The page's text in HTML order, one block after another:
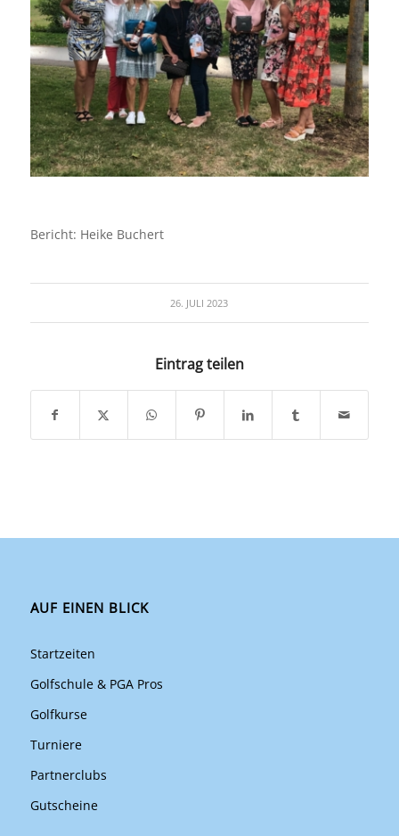
Bericht: Heike Buchert
26. JULI 2023
Eintrag teilen
AUF EINEN BLICK
Startzeiten
Golfschule & PGA Pros
Golfkurse
Turniere
Partnerclubs
Gutscheine